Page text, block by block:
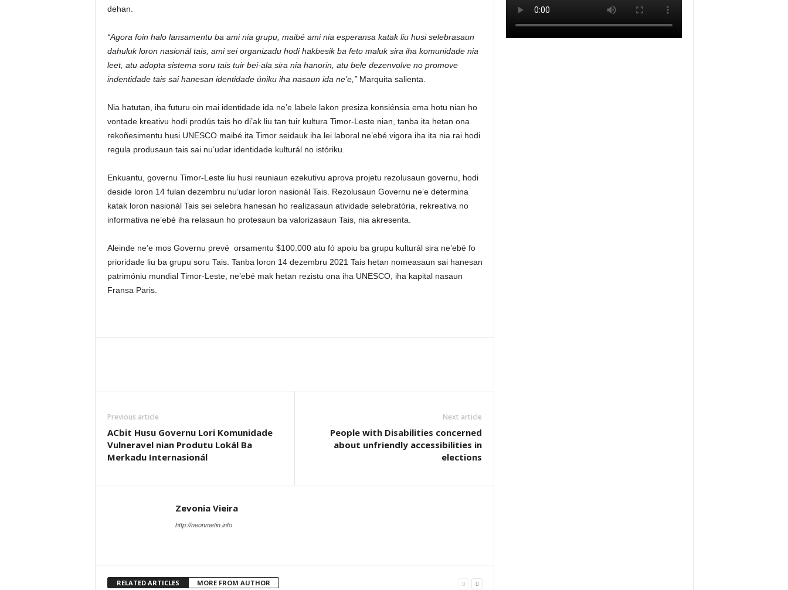
dehan.
“Agora foin halo lansamentu ba ami nia grupu, maibé ami nia esperansa katak liu husi selebrasaun
dahuluk loron nasionál tais, ami sei organizadu hodi hakbesik ba feto maluk sira iha komunidade nia
leet, atu adopta sistema soru tais tuir bei-ala sira nia hanorin, atu bele dezenvolve no promove
indentidade tais sai hanesan identidade úniku iha nasaun ida ne’e,”Marquita salienta.
Nia hatutan, iha futuru oin mai identidade ida ne’e labele lakon presiza konsiénsia ema hotu nian ho
vontade kreativu hodi prodús tais ho di’ak liu tan tuir kultura Timor-Leste nian, tanba ita hetan ona
rekoñesimentu husi UNESCO maibé ita Timor seidauk iha lei laboral ne’ebé vigora iha ita nia rai hodi
regula produsaun tais sai nu’udar identidade kulturál no istóriku.
Enkuantu, governu Timor-Leste liu husi reuniaun ezekutivu aprova projetu rezolusaun governu, hodi
deside loron 14 fulan dezembru nu’udar loron nasionál Tais. Rezolusaun Governu ne’e determina
katak loron nasionál Tais sei selebra hanesan ho realizasaun atividade selebratória, rekreativa no
informativa ne’ebé iha relasaun ho protesaun ba valorizasaun Tais, nia akresenta.
Aleinde ne’e mos Governu prevé orsamentu $100.000 atu fó apoiu ba grupu kulturál sira ne’ebé fo
prioridade liu ba grupu soru Tais. Tanba loron 14 dezembru 2021 Tais hetan nomeasaun sai hanesan
patrimóniu mundial Timor-Leste, ne’ebé mak hetan rezistu ona iha UNESCO, iha kapital nasaun
Fransa Paris.
Previous article
ACbit Husu Governu Lori Komunidade
Vulneravel nian Produtu Lokál Ba
Merkadu Internasionál
Next article
People with Disabilities concerned
about unfriendly accessibilities in
elections
Zevonia Vieira
http://neonmetin.info
RELATED ARTICLES MORE FROM AUTHOR